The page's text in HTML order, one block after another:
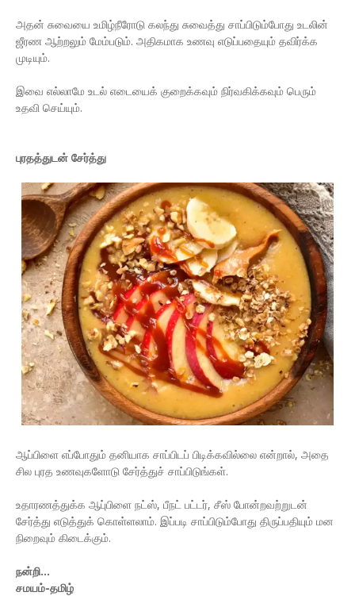
அதன் சுவையை உமிழ்நீரோடு கலந்து சுவைத்து சாப்பிடும்போது உடலின்
ஜீரண ஆற்றலும் மேம்படும். அதிகமாக உணவு எடுப்பதையும் தவிர்க்க
முடியும்.
இவை எல்லாமே உடல் எடையைக் குறைக்கவும் நிர்வகிக்கவும் பெரும்
உதவி செய்யும்.
​புரதத்துடன் சேர்த்து
ஆப்பிளை எப்போதும் தனியாக சாப்பிடப் பிடிக்கவில்லை என்றால், அதை
சில புரத உணவுகளோடு சேர்த்துச் சாப்பிடுங்கள்.
உதாரணத்துக்க ஆபு்பிளை நட்ஸ், பீநட் பட்டர், சீஸ் போன்றவற்றுடன்
சேர்த்து எடுத்துக் கொள்ளலாம். இப்படி சாப்பிடும்போது திருப்பதியும் மன
நிறைவும் கிடைக்கும்.
நன்றி...
சமயம்-தமிழ்